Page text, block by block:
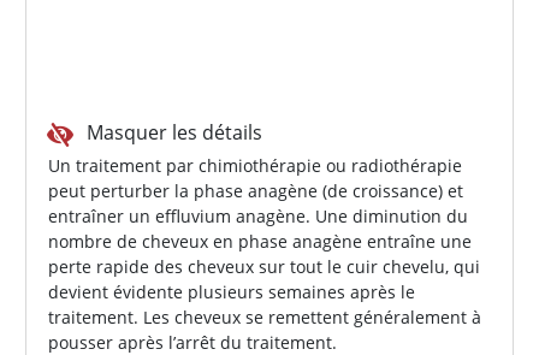
Masquer les détails
Un traitement par chimiothérapie ou radiothérapie
peut perturber la phase anagène (de croissance) et
entraîner un effluvium anagène. Une diminution du
nombre de cheveux en phase anagène entraîne une
perte rapide des cheveux sur tout le cuir chevelu, qui
devient évidente plusieurs semaines après le
traitement. Les cheveux se remettent généralement à
pousser après l’arrêt du traitement.